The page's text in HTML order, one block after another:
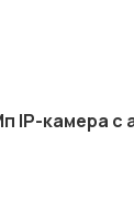
IP-камера с